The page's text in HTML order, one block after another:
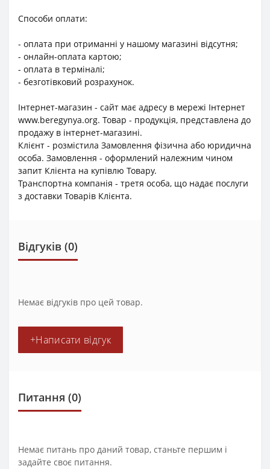
Способи оплати:
- оплата при отриманні у нашому магазині відсутня;
- онлайн-оплата картою;
- оплата в терміналі;
- безготівковий розрахунок.
Інтернет-магазин - сайт має адресу в мережі Інтернет
www.beregynya.org. Товар - продукція, представлена до
продажу в інтернет-магазині.
Клієнт - розмістила Замовлення фізична або юридична
особа. Замовлення - оформлений належним чином
запит Клієнта на купівлю Товару.
Транспортна компанія - третя особа, що надає послуги
з доставки Товарів Клієнта.
Відгуків (0)
Немає відгуків про цей товар.
+Написати відгук
Питання (0)
Немає питань про даний товар, станьте першим і
задайте своє питання.